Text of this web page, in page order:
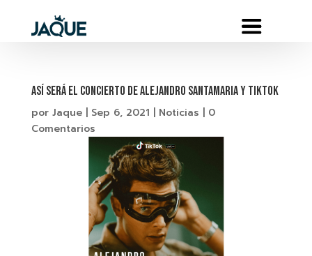
ASÍ SERÁ EL CONCIERTO DE ALEJANDRO SANTAMARIA Y TIKTOK
por Jaque| Sep 6, 2021 Noticias
0
Comentarios